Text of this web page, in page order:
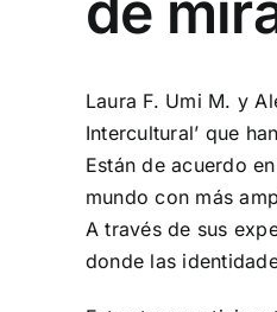
Laura F. Umi M. y
Intercultural’ que
Están de acuerdo
mundo con más
A través de sus
donde las